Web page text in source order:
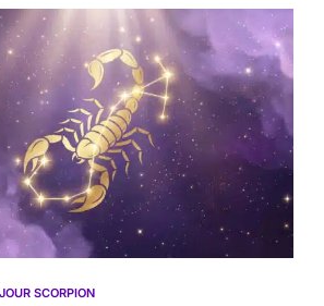
SCORPION